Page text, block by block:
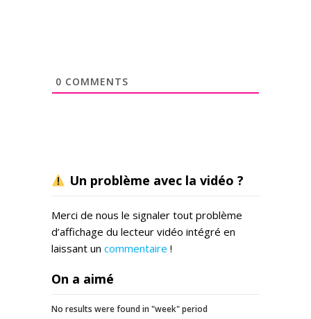
0 COMMENTS
Un problème avec la vidéo ?
Merci de nous le signaler tout problème
d’affichage du lecteur vidéo intégré en
laissant un commentaire !
On a aimé
No results were found in "week" period